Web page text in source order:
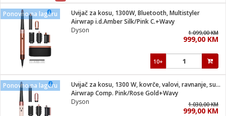
aparati
i oprema
brave
Ponovno na lageru
Uvijač za kosu, 1300W, Bluetooth, Multistyler
Airwrap i.d.Amber Silk/Pink C.+Wavy
Dyson
1.099,00 KM
999,00 KM
10+
Ponovno na lageru
Uvijač za kosu, 1300 W, kovrče, valovi, ravnanje, sušenje
Airwrap Comp. Pink/Rose Gold+Wavy
Dyson
1.030,00 KM
999,00 KM